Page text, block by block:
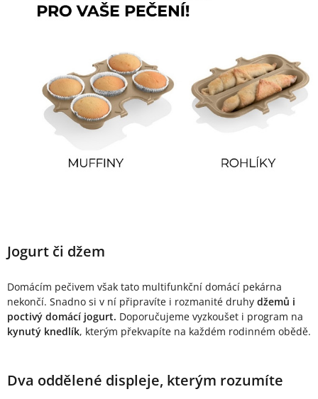
Jogurt či džem
Domácím pečivem však tato multifunkční domácí pekárna
nekončí. Snadno si v ní připravíte i rozmanité druhy džemů i
poctivý domácí jogurt. Doporučujeme vyzkoušet i program na
kynutý knedlík, kterým překvapíte na každém rodinném obědě.
Dva oddělené displeje, kterým rozumíte